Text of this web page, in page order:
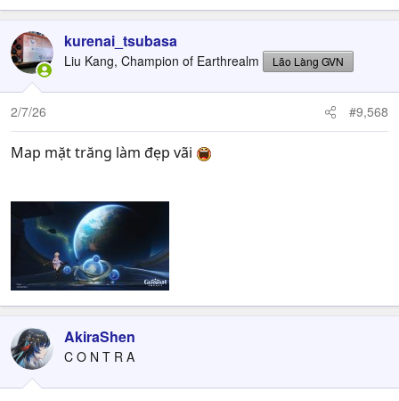
kurenai_tsubasa
Liu Kang, Champion of Earthrealm Lão Làng GVN
2/7/26 #9,568
Map mặt trăng làm đẹp vãi
AkiraShen
C O N T R A